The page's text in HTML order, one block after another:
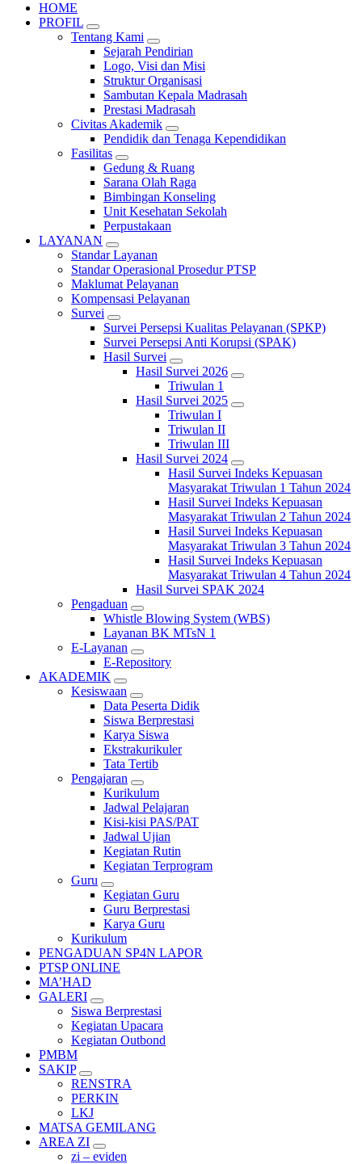
HOME
PROFIL
Tentang Kami
Sejarah Pendirian
Logo, Visi dan Misi
Struktur Organisasi
Sambutan Kepala Madrasah
Prestasi Madrasah
Civitas Akademik
Pendidik dan Tenaga Kependidikan
Fasilitas
Gedung & Ruang
Sarana Olah Raga
Bimbingan Konseling
Unit Kesehatan Sekolah
Perpustakaan
LAYANAN
Standar Layanan
Standar Operasional Prosedur PTSP
Maklumat Pelayanan
Kompensasi Pelayanan
Survei
Survei Persepsi Kualitas Pelayanan (SPKP)
Survei Persepsi Anti Korupsi (SPAK)
Hasil Survei
Hasil Survei 2026
Triwulan 1
Hasil Survei 2025
Triwulan I
Triwulan II
Triwulan III
Hasil Survei 2024
Hasil Survei Indeks Kepuasan
Masyarakat Triwulan 1 Tahun 2024
Hasil Survei Indeks Kepuasan
Masyarakat Triwulan 2 Tahun 2024
Hasil Survei Indeks Kepuasan
Masyarakat Triwulan 3 Tahun 2024
Hasil Survei Indeks Kepuasan
Masyarakat Triwulan 4 Tahun 2024
Hasil Survei SPAK 2024
Pengaduan
Whistle Blowing System (WBS)
Layanan BK MTsN 1
E-Layanan
E-Repository
AKADEMIK
Kesiswaan
Data Peserta Didik
Siswa Berprestasi
Karya Siswa
Ekstrakurikuler
Tata Tertib
Pengajaran
Kurikulum
Jadwal Pelajaran
Kisi-kisi PAS/PAT
Jadwal Ujian
Kegiatan Rutin
Kegiatan Terprogram
Guru
Kegiatan Guru
Guru Berprestasi
Karya Guru
Kurikulum
PENGADUAN SP4N LAPOR
PTSP ONLINE
MA’HAD
GALERI
Siswa Berprestasi
Kegiatan Upacara
Kegiatan Outbond
PMBM
SAKIP
RENSTRA
PERKIN
LKJ
MATSA GEMILANG
AREA ZI
zi – eviden